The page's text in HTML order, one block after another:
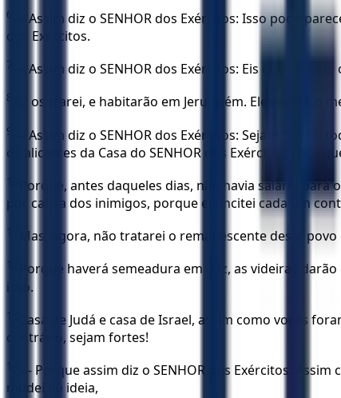
6
— Assim diz o SENHOR dos Exércitos: Isso pode
dos Exércitos.
7 — Assim diz o SENHOR dos Exércitos: Eis que
8 Eu os trarei, e habitarão em Jerusalém. Eles serão o
9
— Assim diz o SENHOR dos Exércitos: Sejam fortes,
os alicerces da Casa do SENHOR dos Exércitos, para
10
Porque, antes daqueles dias, não havia salário
por causa dos inimigos, porque eu incitei cada um
11 Mas, agora, não tratarei o remanescente deste
12
Porque haverá semeadura em paz, as videiras
isso.
13
Casa de Judá e casa de Israel, assim como vocês
contrário, sejam fortes!
14
— Porque assim diz o SENHOR dos Exércitos:
mudei de ideia,